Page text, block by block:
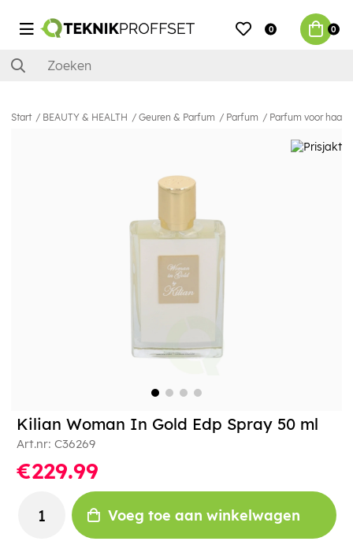
0 0
Start BEAUTY & HEALTH Geuren & Parfum Parfum Parfum voor haar
Kilian Woman In Gold Edp Spray 50 ml
Art.nr: C36269
€229.99
Voeg toe aan winkelwagen